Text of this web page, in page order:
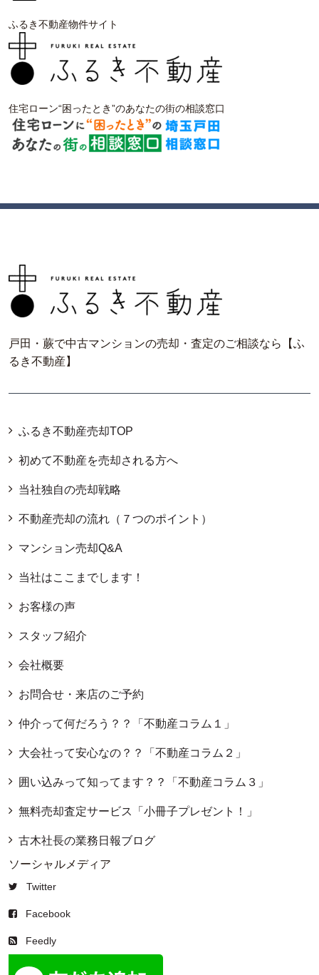
ふるき不動産物件サイト
住宅ローン“困ったとき”のあなたの街の相談窓口
戸田・蕨で中古マンションの売却・査定のご相談なら【ふ
るき不動産】
ふるき不動産売却TOP
初めて不動産を売却される方へ
当社独自の売却戦略
不動産売却の流れ（７つのポイント）
マンション売却Q&A
当社はここまでします！
お客様の声
スタッフ紹介
会社概要
お問合せ・来店のご予約
仲介って何だろう？？「不動産コラム１」
大会社って安心なの？？「不動産コラム２」
囲い込みって知ってます？？「不動産コラム３」
無料売却査定サービス「小冊子プレゼント！」
古木社長の業務日報ブログ
ソーシャルメディア
Twitter
Facebook
Feedly